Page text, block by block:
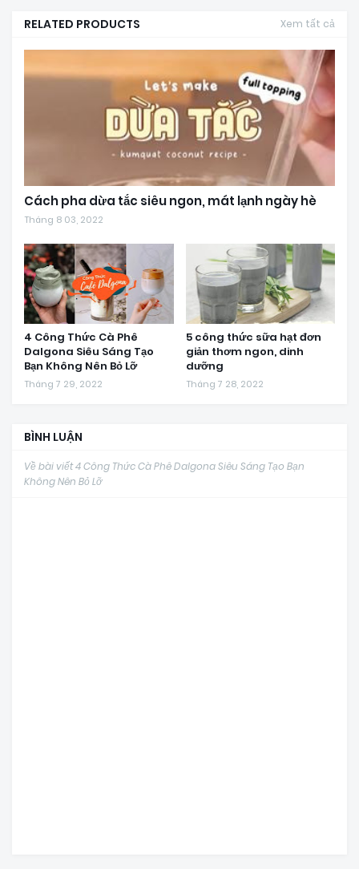
RELATED PRODUCTS Xem tất cả
Cách pha dừa tắc siêu ngon, mát lạnh ngày hè
Tháng 8 03, 2022
4 Công Thức Cà Phê
Dalgona Siêu Sáng Tạo
Bạn Không Nên Bỏ Lỡ
Tháng 7 29, 2022
5 công thức sữa hạt đơn
giản thơm ngon, dinh
dưỡng
Tháng 7 28, 2022
BÌNH LUẬN
Về bài viết 4 Công Thức Cà Phê Dalgona Siêu Sáng Tạo Bạn
Không Nên Bỏ Lỡ